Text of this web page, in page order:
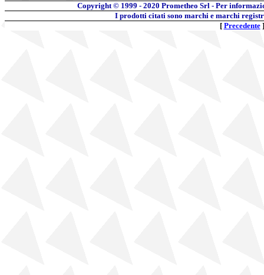
Copyright © 1999 - 2020 Prometheo Srl - Per
I prodotti citati sono marchi e marchi
[ Precedente]